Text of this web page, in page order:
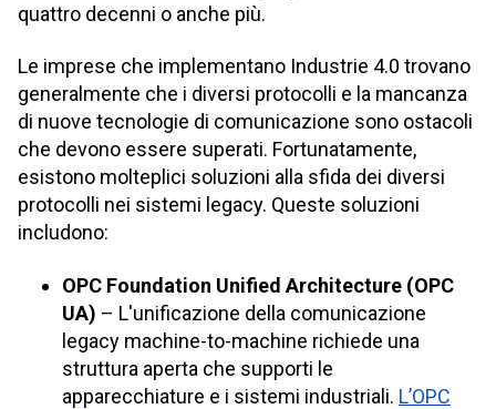
quattro decenni o anche più.
Le imprese che implementano Industrie 4.0 trovano
generalmente che i diversi protocolli e la mancanza
di nuove tecnologie di comunicazione sono ostacoli
che devono essere superati. Fortunatamente,
esistono molteplici soluzioni alla sfida dei diversi
protocolli nei sistemi legacy. Queste soluzioni
includono:
OPC Foundation Unified Architecture (OPC
UA) – L'unificazione della comunicazione
legacy machine-to-machine richiede una
struttura aperta che supporti le
apparecchiature e i sistemi industriali. L’OPC